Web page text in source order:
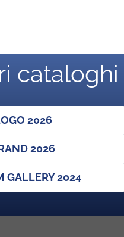
cataloghi
2026
2026
GALLERY 2024